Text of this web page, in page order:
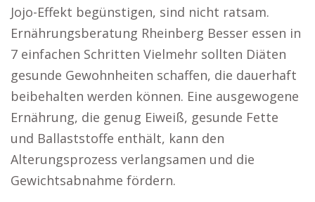
Jojo-Effekt begünstigen, sind nicht ratsam.
Ernährungsberatung Rheinberg Besser essen in
7 einfachen Schritten Vielmehr sollten Diäten
gesunde Gewohnheiten schaffen, die dauerhaft
beibehalten werden können. Eine ausgewogene
Ernährung, die genug Eiweiß, gesunde Fette
und Ballaststoffe enthält, kann den
Alterungsprozess verlangsamen und die
Gewichtsabnahme fördern.